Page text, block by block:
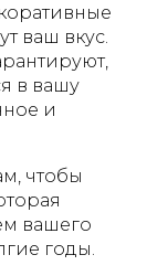
ваш вкус.
в вашу
и
чтобы
вашего
годы.